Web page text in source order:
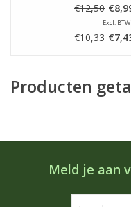
€12,50
Excl. BTW
€10,33
Producten
Meld je aan